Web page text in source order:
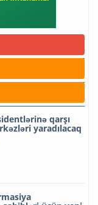
qarşı
yaradılacaq